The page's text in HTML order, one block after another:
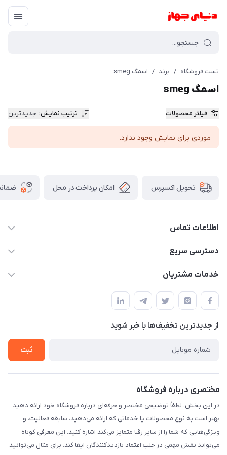
تست فروشگاه / برند / اسمگ smeg
اسمگ smeg
فیلتر محصولات ترتیب نمایش: جدیدترین
موردی برای نمایش وجود ندارد.
تحویل اکسپرس امکان پرداخت در محل
اطلاعات تماس
۰۲۱۰۰۰۰۰۰۰۰
دسترسی سریع
حساب کاربری
لیست محصولات
درباره ما
خدمات مشتریان
قوانین و مقررات
حریم خصوصی
راهنما
از جدید‌ترین تخفیف‌ها با‌ خبر شوید
ثبت
مختصری درباره فروشگاه
در این بخش، لطفاً توضیحی مختصر و حرفه‌ای درباره فروشگاه خود ارائه دهید.
بهتر است به نوع محصولات یا خدماتی که ارائه می‌دهید، سابقه فعالیت، و
ویژگی‌هایی که شما را از سایر رقبا متمایز می‌کند اشاره کنید. این معرفی کوتاه
می‌تواند نقش مهمی در جلب اعتماد بازدیدکنندگان ایفا کند. برای مثال می‌توانید